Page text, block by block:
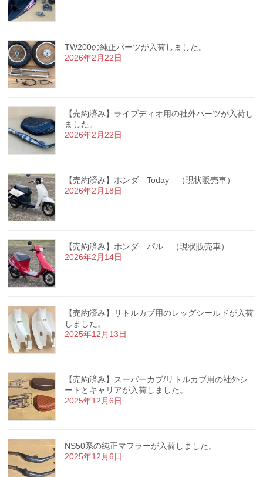
TW200の純正パーツが入荷しました。
2026年2月22日
【売約済み】ライブディオ用の社外パーツが入荷し
ました。
2026年2月22日
【売約済み】ホンダ Today （現状販売車）
2026年2月18日
【売約済み】ホンダ パル （現状販売車）
2026年2月14日
【売約済み】リトルカブ用のレッグシールドが入荷
しました。
2025年12月13日
【売約済み】スーパーカブ/リトルカブ用の社外シ
ートとキャリアが入荷しました。
2025年12月6日
NS50系の純正マフラーが入荷しました。
2025年12月6日